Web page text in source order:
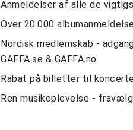
Anmeldelser af alle de
Over 20.000
Nordisk medlemskab -
GAFFA.se & GAFFA.no
Rabat på billetter til
Ren musikoplevelse -